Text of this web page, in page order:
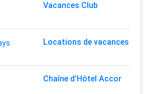
Vacances Club
Locations de vacances
Chaîne d'Hôtel Accor